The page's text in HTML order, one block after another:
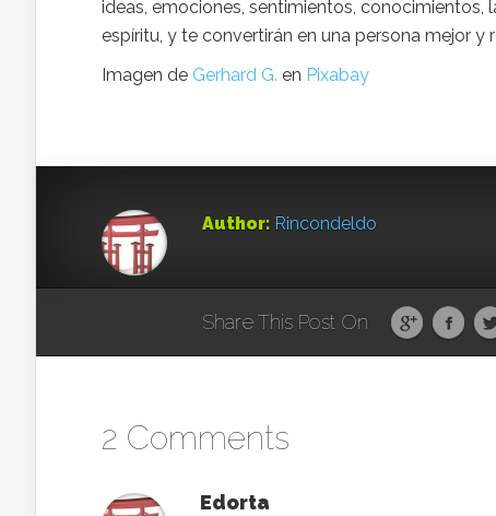
ideas, emociones, sentimientos,
espíritu, y te convertirán en una persona mejor y
Imagen de Gerhard G. en Pixabay
Author: Rincondeldo
Share This Post On
2 Comments
Edorta